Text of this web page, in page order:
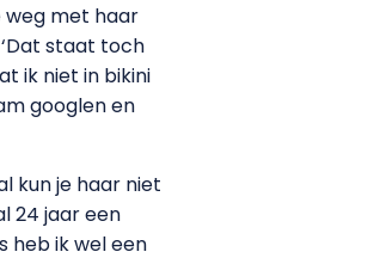
weg met haar
staat toch
ik niet in bikini
googlen en
kun je haar niet
24 jaar een
heb ik wel een